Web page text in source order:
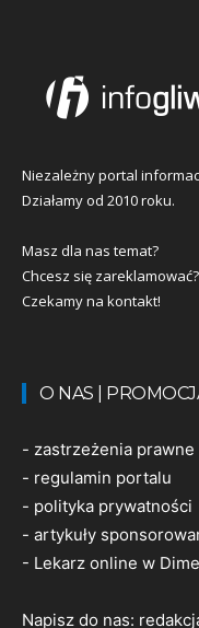
Niezależny portal
Działamy od 2010 roku.
Masz dla nas temat?
Chcesz się zareklamować?
Czekamy na kontakt!
O NAS |
- zastrzeżenia prawne
- regulamin portalu
- polityka prywatności
- artykuły
- Lekarz online w
Napisz do nas: